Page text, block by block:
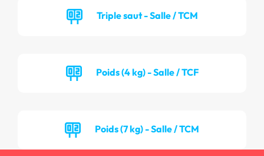
Triple saut - Salle / TCM
Poids (4 kg) - Salle / TCF
Poids (7 kg) - Salle / TCM